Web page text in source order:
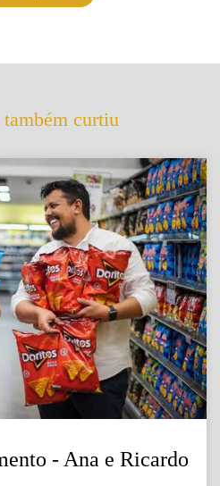
curtiu
- Ana e Ricardo